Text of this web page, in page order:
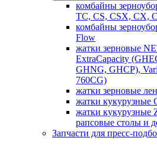
комбайны
TC, CS, CSX, CX,
комбайны
Flow
жатки зерновые
ExtraCapacity
GHNG, GHCP),
760CG)
жатки зерновые
жатки кукурузные
жатки кукурузные
рапсовые столы и
Запчасти для пресс-